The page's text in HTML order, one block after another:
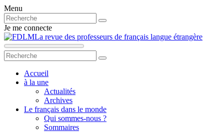
Menu
Je me connecte
La revue des professeurs de français langue étrangère
Accueil
à la une
Actualités
Archives
Le français dans le monde
Qui sommes-nous ?
Sommaires